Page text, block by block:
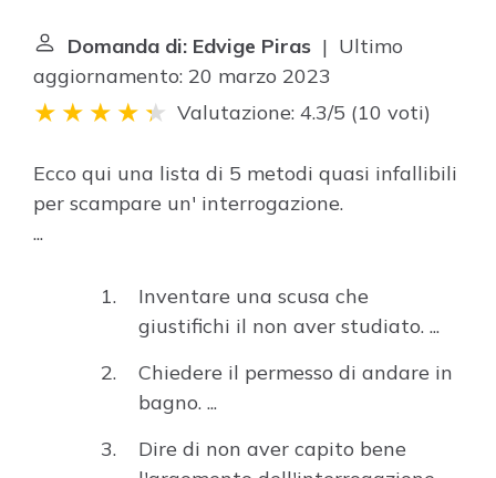
Domanda di: Edvige Piras | Ultimo
aggiornamento: 20 marzo 2023
Valutazione: 4.3/5 (10 voti)
Ecco qui una lista di 5 metodi quasi infallibili
per scampare un' interrogazione.
...
Inventare una scusa che
giustifichi il non aver studiato. ...
Chiedere il permesso di andare in
bagno. ...
Dire di non aver capito bene